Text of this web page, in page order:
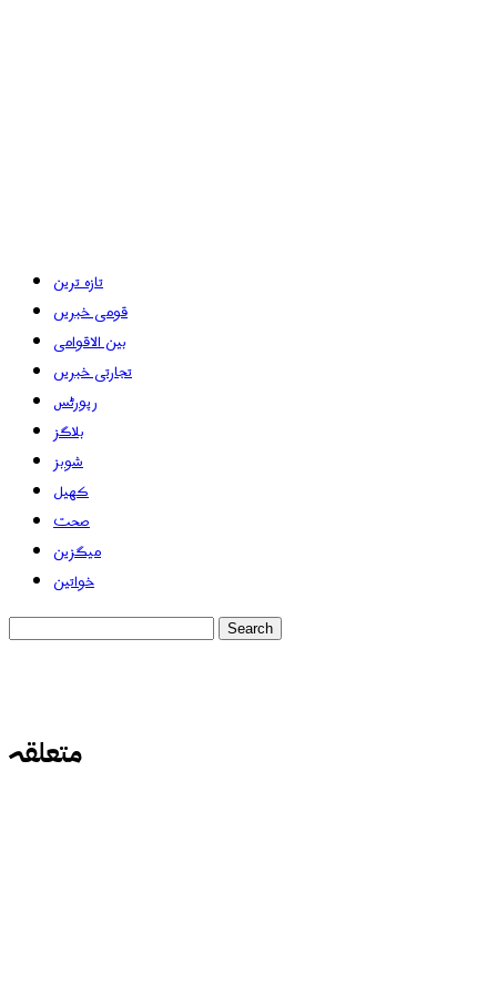
تازہ ترین
قومی خبریں
بین الاقوامی
تجارتی خبریں
رپورٹس
بلاگز
شوبز
کھیل
صحت
میگزین
خواتین
متعلقہ